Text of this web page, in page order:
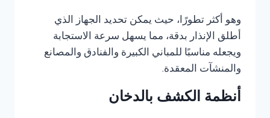
وهو أكثر تطورًا، حيث يمكن تحديد الجهاز الذي
أطلق الإنذار بدقة، مما يسهل سرعة الاستجابة
ويجعله مناسبًا للمباني الكبيرة والفنادق والمصانع
والمنشآت المعقدة.
أنظمة الكشف بالدخان